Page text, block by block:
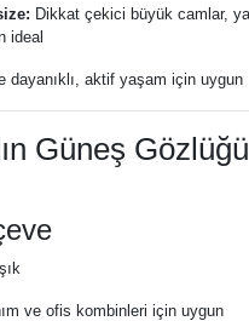
Dikkat çekici büyük camlar,
ideal
dayanıklı, aktif yaşam için uygun
Güneş Gözlüğü
ve ofis kombinleri için uygun